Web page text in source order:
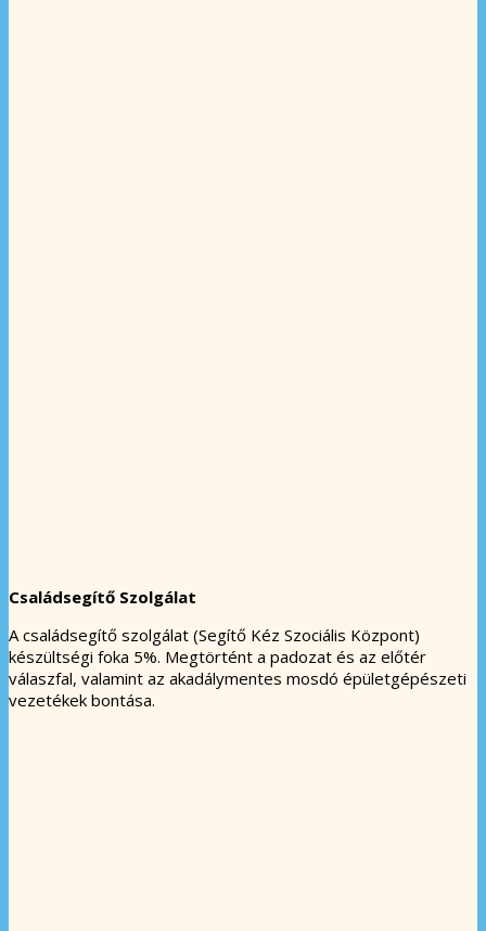
Családsegítő Szolgálat
A családsegítő szolgálat (Segítő Kéz Szociális Központ)
készültségi foka 5%. Megtörtént a padozat és az előtér
válaszfal, valamint az akadálymentes mosdó épületgépészeti
vezetékek bontása.